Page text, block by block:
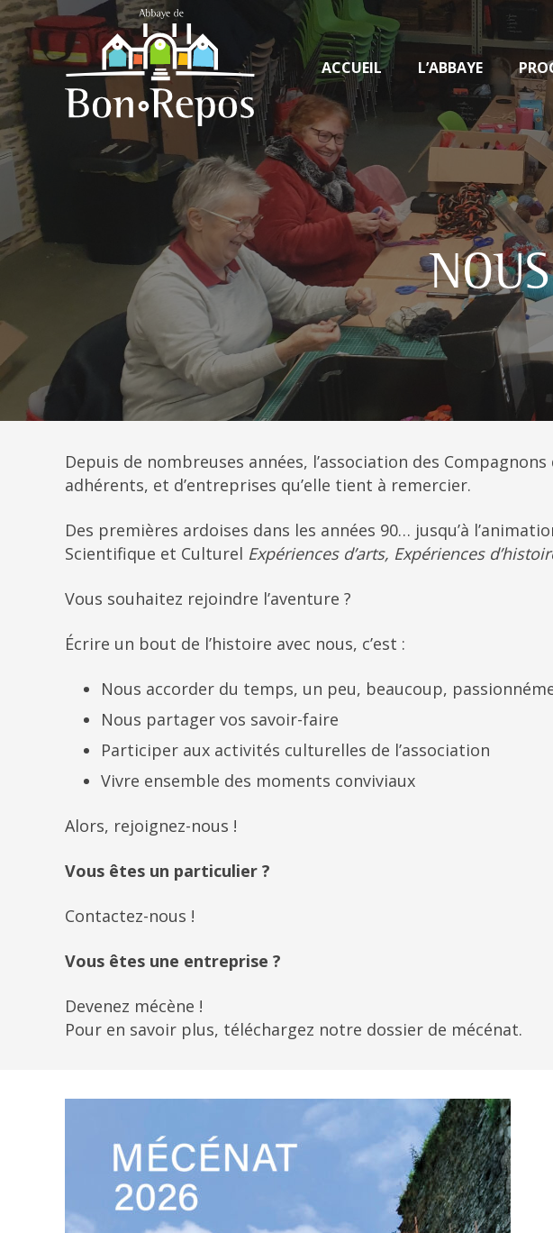
ACCUEIL L’ABBAYE
Depuis de nombreuses années, l’association des
adhérents, et d’entreprises qu’elle tient à remercier.
Des premières ardoises dans les années 90… jusqu’à
Scientifique et Culturel Expériences d’arts, Expériences
Vous souhaitez rejoindre l’aventure ?
Écrire un bout de l’histoire avec nous, c’est :
Nous accorder du temps, un peu, beaucoup,
Nous partager vos savoir-faire
Participer aux activités culturelles de l’association
Vivre ensemble des moments conviviaux
Alors, rejoignez-nous !
Vous êtes un particulier ?
Contactez-nous !
Vous êtes une entreprise ?
Devenez mécène !
Pour en savoir plus, téléchargez notre dossier de mécénat.